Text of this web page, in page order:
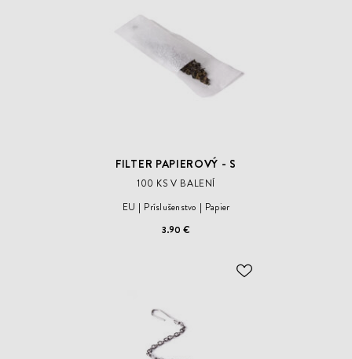
FILTER PAPIEROVÝ - S
100 KS V BALENÍ
EU
Príslušenstvo
Papier
3.90 €
ODOBER